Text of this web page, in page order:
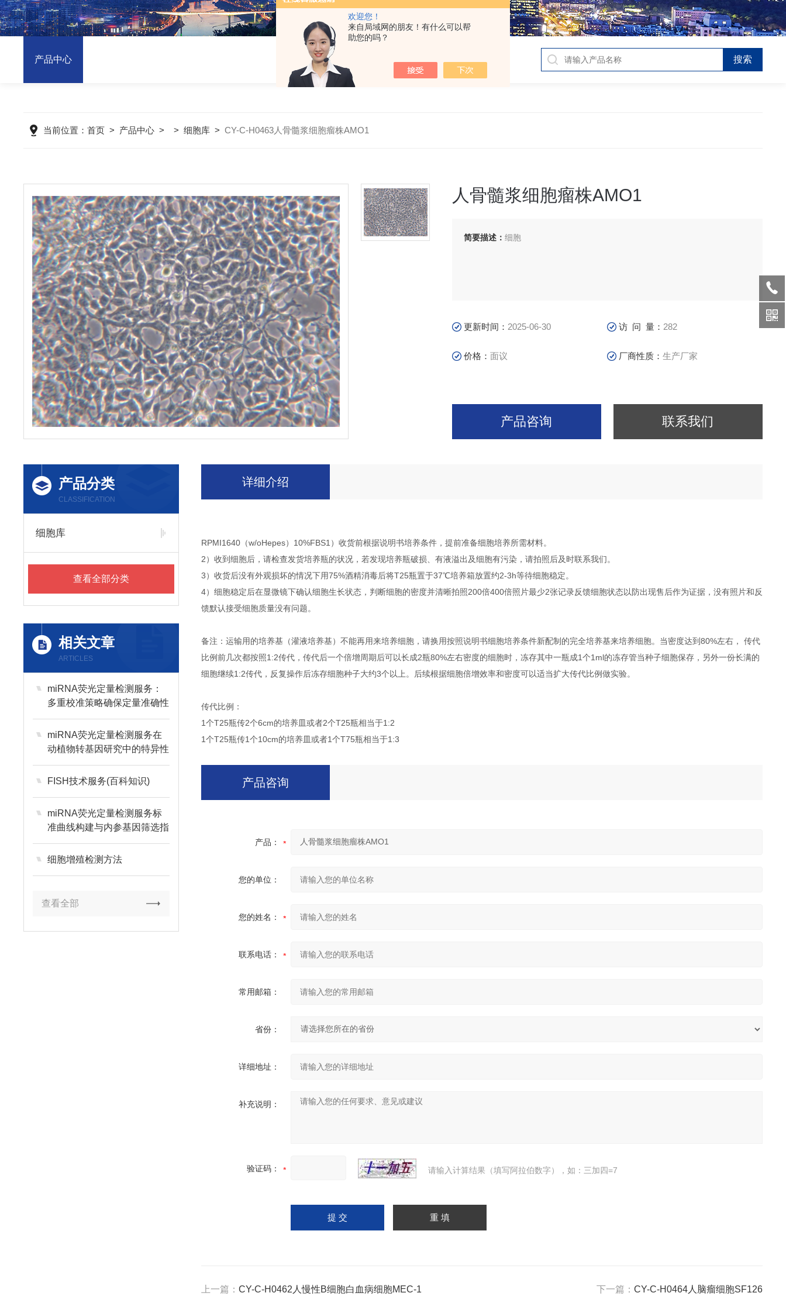
欢迎您！
来自局域网的朋友！有什么可以帮
助您的吗？
产品中心
当前位置：首页 > 产品中心 > >细胞库 >CY-C-H0463人骨髓浆细胞瘤株AMO1
人骨髓浆细胞瘤株AMO1
简要描述：细胞
更新时间： 2025-06-30 访 问 量： 282
价格：面议 厂商性质：生产厂家
产品咨询 联系我们
产品分类
CLASSIFICATION
细胞库
查看全部分类
相关文章
ARTICLES
miRNA荧光定量检测服务：
多重校准策略确保定量准确性
miRNA荧光定量检测服务在
动植物转基因研究中的特异性
应用
FISH技术服务(百科知识)
miRNA荧光定量检测服务标
准曲线构建与内参基因筛选指
南
细胞增殖检测方法
查看全部
详细介绍
RPMI1640（w/oHepes）10%FBS1）收货前根据说明书培养条件，提前准备细胞培养所需材料。
2）收到细胞后，请检查发货培养瓶的状况，若发现培养瓶破损、有液溢出及细胞有污染，请拍照后及时联系我们。
3）收货后没有外观损坏的情况下用75%酒精消毒后将T25瓶置于37℃培养箱放置约2-3h等待细胞稳定。
4）细胞稳定后在显微镜下确认细胞生长状态，判断细胞的密度并清晰拍照200倍400倍照片最少2张记录反馈细胞状态以防出现售后作为证据，没有照片和反
馈默认接受细胞质量没有问题。
备注：运输用的培养基（灌液培养基）不能再用来培养细胞，请换用按照说明书细胞培养条件新配制的完全培养基来培养细胞。当密度达到80%左右， 传代
比例前几次都按照1:2传代，传代后一个倍增周期后可以长成2瓶80%左右密度的细胞时，冻存其中一瓶成1个1ml的冻存管当种子细胞保存，另外一份长满的
细胞继续1:2传代，反复操作后冻存细胞种子大约3个以上。后续根据细胞倍增效率和密度可以适当扩大传代比例做实验。
传代比例：
1个T25瓶传2个6cm的培养皿或者2个T25瓶相当于1:2
1个T25瓶传1个10cm的培养皿或者1个T75瓶相当于1:3
产品咨询
产品：
您的单位：
您的姓名：
联系电话：
常用邮箱：
省份：
详细地址：
补充说明：
验证码： 请输入计算结果（填写阿拉伯数字），如：三加四=7
上一篇： CY-C-H0462人慢性B细胞白血病细胞MEC-1 下一篇： CY-C-H0464人脑瘤细胞SF126